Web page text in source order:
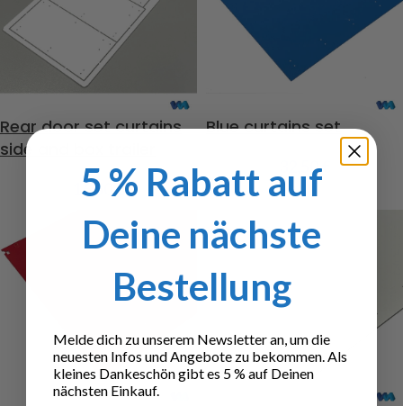
Rear door set curtains
side and box trailer
16,50€
Blue curtains set
32,50€
5 % Rabatt auf
Deine nächste
Bestellung
Melde dich zu unserem Newsletter an, um die
neuesten Infos und Angebote zu bekommen. Als
kleines Dankeschön gibt es 5 % auf Deinen
nächsten Einkauf.